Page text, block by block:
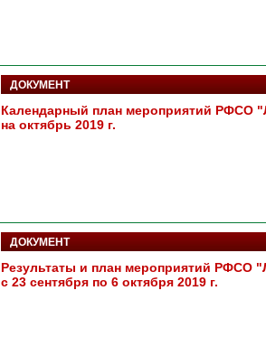
ДОКУМЕНТ
Календарный план мероприятий
на октябрь 2019 г.
ДОКУМЕНТ
Результаты и план мероприятий
с 23 сентября по 6 октября 2019 г.